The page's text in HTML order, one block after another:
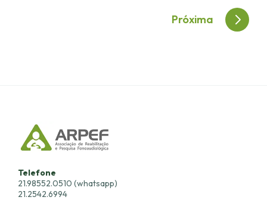
Próxima
Telefone
21.98552.0510 (whatsapp)
21.2542.6994